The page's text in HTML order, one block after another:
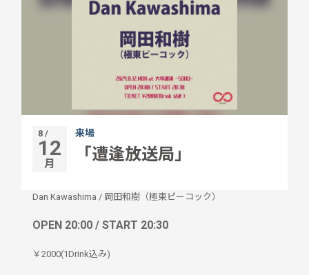
8 /
12
月
来場
「遭逢放送局」
Dan Kawashima / 岡田和樹（極東ピーコック）
OPEN 20:00 / START 20:30
￥2000(1Drink込み)